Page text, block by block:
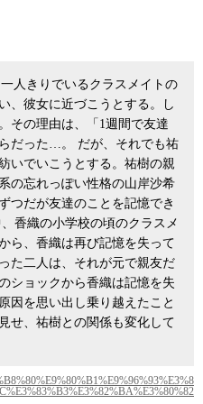
人きりでいるクラスメイトの
、彼女に近づこうとする。し
その理由は、「1週間で友達
だった…。 だが、それでも祐
いでいこうとする。祐樹の親
の忘れっぽい性格の山岸沙希
つだが友達のことを記憶でき
香織の小学校の頃のクラスメ
ら、香織は再び記憶を失って
た二人は、それが元で親友だ
ショックから香織は記憶を失
因を思い出し乗り越えたこと
せ、祐樹との関係も変化して